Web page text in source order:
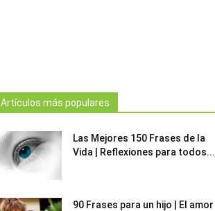
Artículos más populares
Las Mejores 150 Frases de la
Vida | Reflexiones para todos...
90 Frases para un hijo | El amor